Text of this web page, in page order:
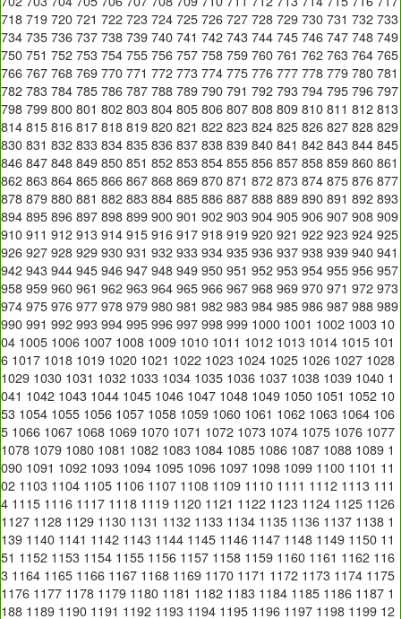
718 719 720 721 722 723 724 725 726 727 728 729 730 731 732 733
734 735 736 737 738 739 740 741 742 743 744 745 746 747 748 749
750 751 752 753 754 755 756 757 758 759 760 761 762 763 764 765
766 767 768 769 770 771 772 773 774 775 776 777 778 779 780 781
782 783 784 785 786 787 788 789 790 791 792 793 794 795 796 797
798 799 800 801 802 803 804 805 806 807 808 809 810 811 812 813
814 815 816 817 818 819 820 821 822 823 824 825 826 827 828 829
830 831 832 833 834 835 836 837 838 839 840 841 842 843 844 845
846 847 848 849 850 851 852 853 854 855 856 857 858 859 860 861
862 863 864 865 866 867 868 869 870 871 872 873 874 875 876 877
878 879 880 881 882 883 884 885 886 887 888 889 890 891 892 893
894 895 896 897 898 899 900 901 902 903 904 905 906 907 908 909
910 911 912 913 914 915 916 917 918 919 920 921 922 923 924 925
926 927 928 929 930 931 932 933 934 935 936 937 938 939 940 941
942 943 944 945 946 947 948 949 950 951 952 953 954 955 956 957
958 959 960 961 962 963 964 965 966 967 968 969 970 971 972 973
974 975 976 977 978 979 980 981 982 983 984 985 986 987 988 989
990 991 992 993 994 995 996 997 998 999 1000 1001 1002 1003 10
04 1005 1006 1007 1008 1009 1010 1011 1012 1013 1014 1015 101
6 1017 1018 1019 1020 1021 1022 1023 1024 1025 1026 1027 1028
1029 1030 1031 1032 1033 1034 1035 1036 1037 1038 1039 1040 1
041 1042 1043 1044 1045 1046 1047 1048 1049 1050 1051 1052 10
53 1054 1055 1056 1057 1058 1059 1060 1061 1062 1063 1064 106
5 1066 1067 1068 1069 1070 1071 1072 1073 1074 1075 1076 1077
1078 1079 1080 1081 1082 1083 1084 1085 1086 1087 1088 1089 1
090 1091 1092 1093 1094 1095 1096 1097 1098 1099 1100 1101 11
02 1103 1104 1105 1106 1107 1108 1109 1110 1111 1112 1113 111
4 1115 1116 1117 1118 1119 1120 1121 1122 1123 1124 1125 1126
1127 1128 1129 1130 1131 1132 1133 1134 1135 1136 1137 1138 1
139 1140 1141 1142 1143 1144 1145 1146 1147 1148 1149 1150 11
51 1152 1153 1154 1155 1156 1157 1158 1159 1160 1161 1162 116
3 1164 1165 1166 1167 1168 1169 1170 1171 1172 1173 1174 1175
1176 1177 1178 1179 1180 1181 1182 1183 1184 1185 1186 1187 1
188 1189 1190 1191 1192 1193 1194 1195 1196 1197 1198 1199 12